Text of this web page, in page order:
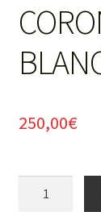
250,00€